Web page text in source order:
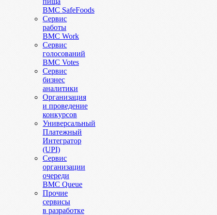
BMC SafeFoods
Сервис
работы
BMC Work
Сервис
голосований
BMC Votes
Сервис
бизнес
аналитики
Организация
и проведение
конкурсов
Универсальный
Платежный
Интегратор
(UPI)
Сервис
организации
очереди
BMC Queue
Прочие
сервисы
в разработке